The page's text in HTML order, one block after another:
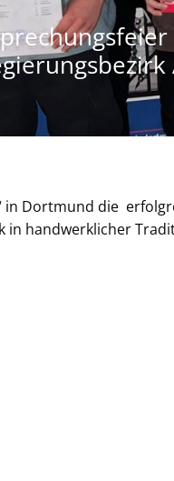
in Dortmund die
in handwerklicher